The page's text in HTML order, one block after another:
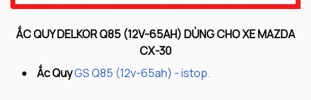
ẮC QUY DELKOR Q85 (12V-65AH) DÙNG CHO XE MAZDA
CX-30
Ắc QuyGS Q85 (12v-65ah) - istop.